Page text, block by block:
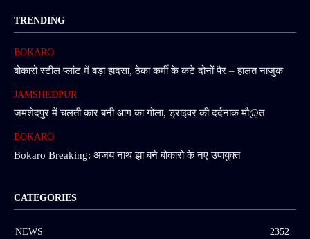
TRENDING
BOKARO
बोकारो स्टील प्लांट में बड़ा हादसा, ठेका कर्मी के कटे दोनों पैर – हालत नाजुक
JAMSHEDPUR
जमशेदपुर में चलती कार बनी आग का गोला, ड्राइवर की दर्दनाक मौ@त
BOKARO
Bokaro Breaking: अजय नाथ झा बने बोकारो के नए उपायुक्त
CATEGORIES
NEWS
2352